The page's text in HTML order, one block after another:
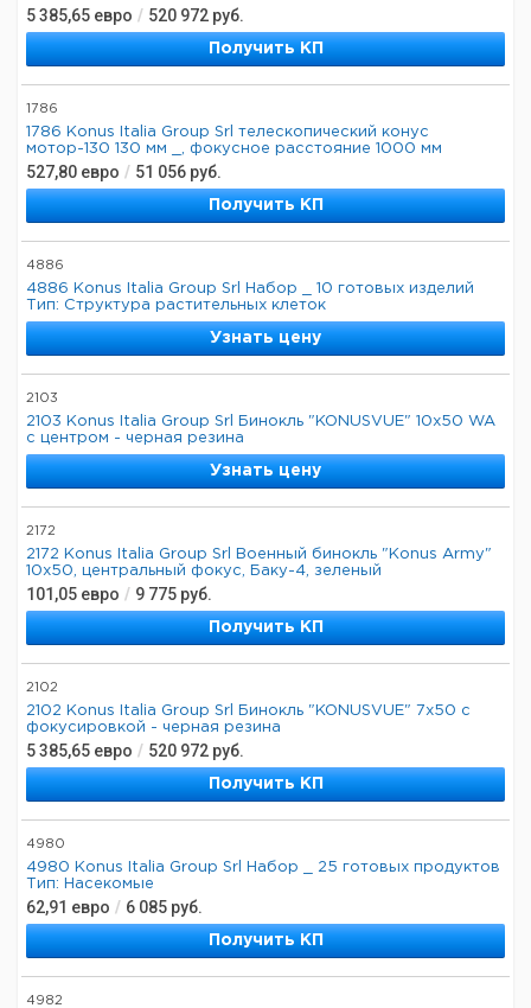
5 385,65 евро / 520 972 руб.
Получить КП
1786
1786 Konus Italia Group Srl телескопический конус
мотор-130 130 мм _, фокусное расстояние 1000 мм
527,80 евро / 51 056 руб.
Получить КП
4886
4886 Konus Italia Group Srl Набор _ 10 готовых изделий
Тип: Структура растительных клеток
Узнать цену
2103
2103 Konus Italia Group Srl Бинокль "KONUSVUE" 10x50 WA
с центром - черная резина
Узнать цену
2172
2172 Konus Italia Group Srl Военный бинокль "Konus Army"
10x50, центральный фокус, Баку-4, зеленый
101,05 евро / 9 775 руб.
Получить КП
2102
2102 Konus Italia Group Srl Бинокль "KONUSVUE" 7x50 с
фокусировкой - черная резина
5 385,65 евро / 520 972 руб.
Получить КП
4980
4980 Konus Italia Group Srl Набор _ 25 готовых продуктов
Тип: Насекомые
62,91 евро / 6 085 руб.
Получить КП
4982